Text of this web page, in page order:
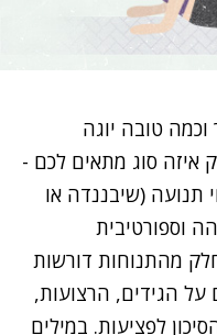
טובה יוגה
איזה סוג מתאים לכם -
תנועה (שיבננדה או
וספורטיבית
מהתנוחות דורשות
על הגידים, הרצועות,
לפציעות. במילים